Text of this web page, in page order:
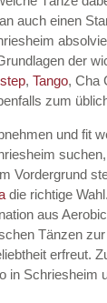
des Tanzkurs*
*
auch einen
der
, Tango, Cha
zum
und fit
Vordergrund
die richtige
aus
Tänzen
erfreut.
in Schriesheim